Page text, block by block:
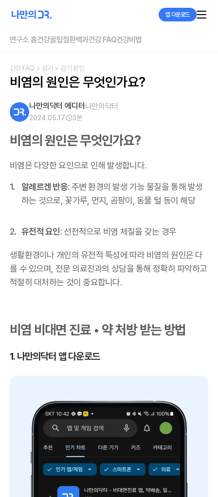
앱 다운로드
연구소 홈건강꿀팁질환백과건강 FAQ건강비법
건강 FAQ > 감기 > 감기 원인
비염의 원인은 무엇인가요?
나만의닥터 에디터 나만의닥터
2024.05.17 3분
비염의 원인은 무엇인가요?
비염은 다양한 요인으로 인해 발생합니다.
알레르겐 반응: 주변 환경의 발생 가능 물질을 통해 발생
하는 것으로, 꽃가루, 먼지, 곰팡이, 동물 털 등이 해당
유전적 요인: 선천적으로 비염 체질을 갖는 경우
생활환경이나 개인의 유전적 특성에 따라 비염의 원인은 다
를 수 있으며, 전문 의료진과의 상담을 통해 정확히 파악하고
적절히 대처하는 것이 중요합니다.
비염 비대면 진료 • 약 처방 받는 방법
1. 나만의닥터 앱 다운로드